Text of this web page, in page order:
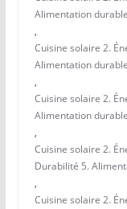
Alimentation
,
Cuisine solaire 2.
Alimentation
,
Cuisine solaire 2.
Alimentation
,
Cuisine solaire 2.
Durabilité 5.
,
Cuisine solaire 2.